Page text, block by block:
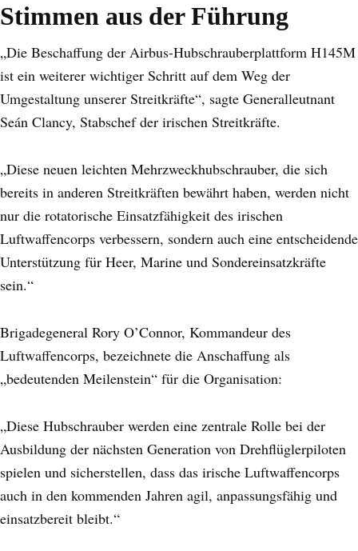
Stimmen aus der Führung
„Die Beschaffung der Airbus-Hubschrauberplattform H145M
ist ein weiterer wichtiger Schritt auf dem Weg der
Umgestaltung unserer Streitkräfte“, sagte Generalleutnant
Seán Clancy, Stabschef der irischen Streitkräfte.
„Diese neuen leichten Mehrzweckhubschrauber, die sich
bereits in anderen Streitkräften bewährt haben, werden nicht
nur die rotatorische Einsatzfähigkeit des irischen
Luftwaffencorps verbessern, sondern auch eine entscheidende
Unterstützung für Heer, Marine und Sondereinsatzkräfte
sein.“
Brigadegeneral Rory O’Connor, Kommandeur des
Luftwaffencorps, bezeichnete die Anschaffung als
„bedeutenden Meilenstein“ für die Organisation:
„Diese Hubschrauber werden eine zentrale Rolle bei der
Ausbildung der nächsten Generation von Drehflüglerpiloten
spielen und sicherstellen, dass das irische Luftwaffencorps
auch in den kommenden Jahren agil, anpassungsfähig und
einsatzbereit bleibt.“